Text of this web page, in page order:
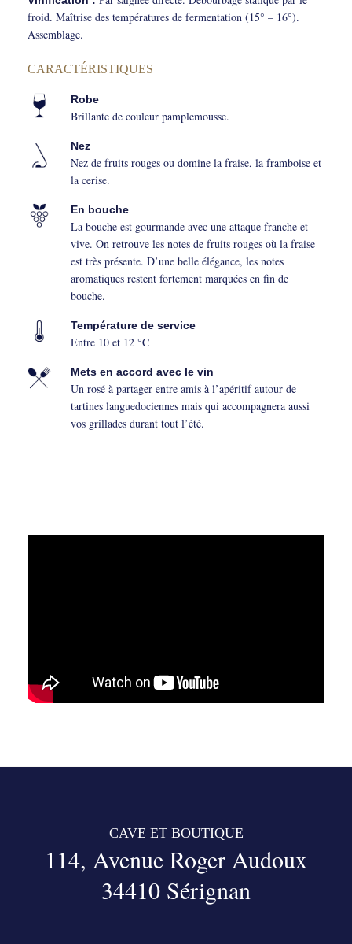
froid. Maîtrise des températures de fermentation (15° – 16°).
Assemblage.
CARACTÉRISTIQUES
Robe
Brillante de couleur pamplemousse.
Nez
Nez de fruits rouges ou domine la fraise, la framboise et
la cerise.
En bouche
La bouche est gourmande avec une attaque franche et
vive. On retrouve les notes de fruits rouges où la fraise
est très présente. D’une belle élégance, les notes
aromatiques restent fortement marquées en fin de
bouche.
Température de service
Entre 10 et 12 °C
Mets en accord avec le vin
Un rosé à partager entre amis à l’apéritif autour de
tartines languedociennes mais qui accompagnera aussi
vos grillades durant tout l’été.
CAVE ET BOUTIQUE
114, Avenue Roger Audoux
34410 Sérignan